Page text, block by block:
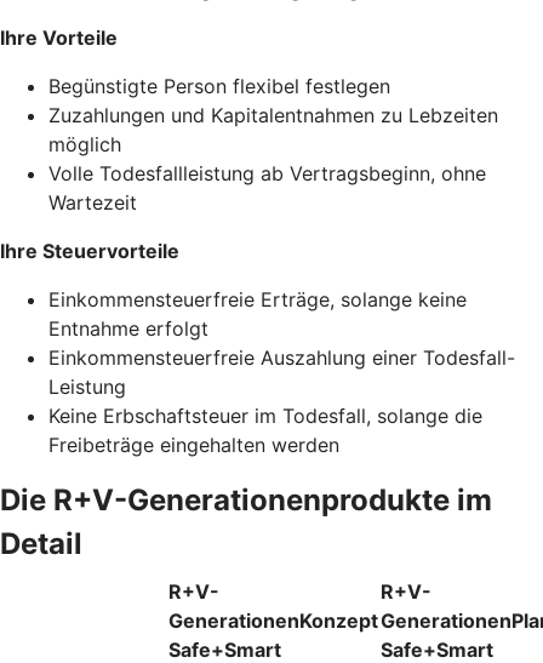
Ihre Vorteile
Begünstigte Person flexibel festlegen
Zuzahlungen und Kapitalentnahmen zu Lebzeiten
möglich
Volle Todesfallleistung ab Vertragsbeginn, ohne
Wartezeit
Ihre Steuervorteile
Einkommensteuerfreie Erträge, solange keine
Entnahme erfolgt
Einkommensteuerfreie Auszahlung einer Todesfall-
Leistung
Keine Erbschaftsteuer im Todesfall, solange die
Freibeträge eingehalten werden
Die R+V-Generationenprodukte im
Detail
R+V-
GenerationenKonzept
Safe+Smart
R+V-
Safe+Smart